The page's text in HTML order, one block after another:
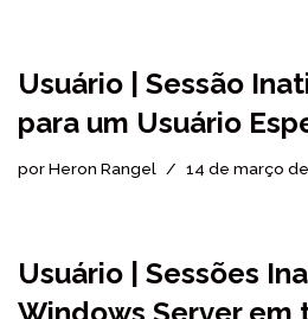
Usuário | Sessão
para um Usuário
porHeron Rangel 14 de março
Usuário | Sessões